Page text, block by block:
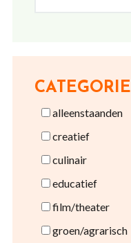
CATEGORIE
alleenstaanden
creatief
culinair
educatief
film/theater
groen/agrarisch